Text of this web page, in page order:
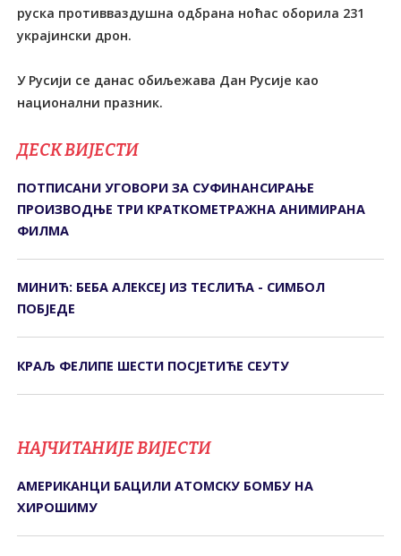
руска противваздушна одбрана ноћас оборила 231
украјински дрон.
У Русији се данас обиљежава Дан Русије као
национални празник.
ДЕСК ВИЈЕСТИ
ПОТПИСАНИ УГОВОРИ ЗА СУФИНАНСИРАЊЕ
ПРОИЗВОДЊЕ ТРИ КРАТКОМЕТРАЖНА АНИМИРАНА
ФИЛМА
МИНИЋ: БЕБА АЛЕКСЕЈ ИЗ ТЕСЛИЋА - СИМБОЛ
ПОБЈЕДЕ
КРАЉ ФЕЛИПЕ ШЕСТИ ПОСЈЕТИЋЕ СЕУТУ
НАЈЧИТАНИЈЕ ВИЈЕСТИ
АМЕРИКАНЦИ БАЦИЛИ АТОМСКУ БОМБУ НА
ХИРОШИМУ